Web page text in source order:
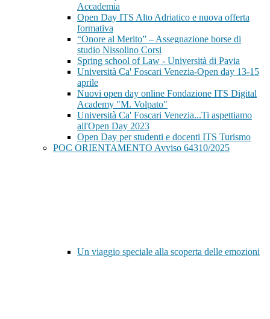
Accademia
Open Day ITS Alto Adriatico e nuova offerta
formativa
“Onore al Merito” – Assegnazione borse di
studio Nissolino Corsi
Spring school of Law - Università di Pavia
Università Ca' Foscari Venezia-Open day 13-15
aprile
Nuovi open day online Fondazione ITS Digital
Academy "M. Volpato"
Università Ca' Foscari Venezia...Ti aspettiamo
all'Open Day 2023
Open Day per studenti e docenti ITS Turismo
POC ORIENTAMENTO Avviso 64310/2025
Un viaggio speciale alla scoperta delle emozioni